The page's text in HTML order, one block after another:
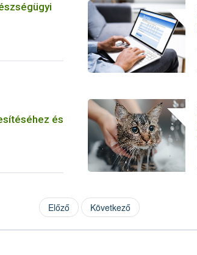
in Hungary
és
Előző Következő